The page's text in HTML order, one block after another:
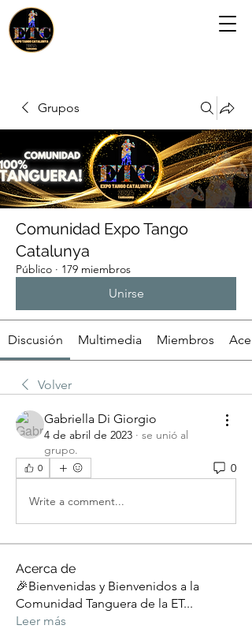
Grupos
Comunidad Expo Tango
Catalunya
Público · 179 miembros
Unirse
Discusión Multimedia Miembros
Volver
Gabriella Di Giorgio
4 de abril de 2023 · se unió al
grupo.
0 0
Write a comment...
Acerca de
🎉Bienvenidas y Bienvenidos a la
Comunidad Tanguera de la ET...
Leer más